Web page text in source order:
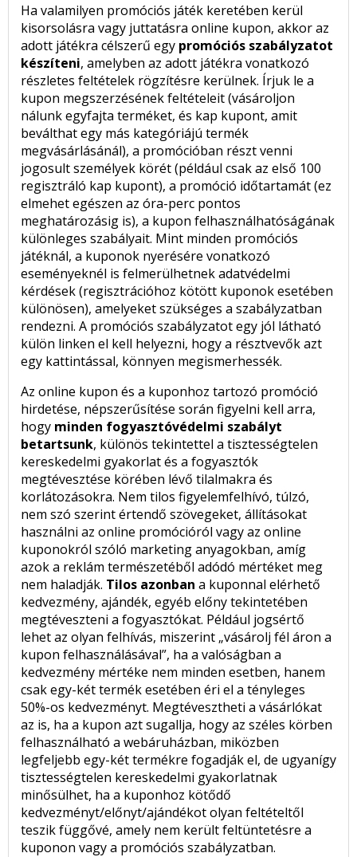
Ha valamilyen promóciós játék keretében kerül
kisorsolásra vagy juttatásra online kupon, akkor az
adott játékra célszerű egy promóciós szabályzatot
készíteni, amelyben az adott játékra vonatkozó
részletes feltételek rögzítésre kerülnek. Írjuk le a
kupon megszerzésének feltételeit (vásároljon
nálunk egyfajta terméket, és kap kupont, amit
beválthat egy más kategóriájú termék
megvásárlásánál), a promócióban részt venni
jogosult személyek körét (például csak az első 100
regisztráló kap kupont), a promóció időtartamát (ez
elmehet egészen az óra-perc pontos
meghatározásig is), a kupon felhasználhatóságának
különleges szabályait. Mint minden promóciós
játéknál, a kuponok nyerésére vonatkozó
eseményeknél is felmerülhetnek adatvédelmi
kérdések (regisztrációhoz kötött kuponok esetében
különösen), amelyeket szükséges a szabályzatban
rendezni. A promóciós szabályzatot egy jól látható
külön linken el kell helyezni, hogy a résztvevők azt
egy kattintással, könnyen megismerhessék.
Az online kupon és a kuponhoz tartozó promóció
hirdetése, népszerűsítése során figyelni kell arra,
hogy minden fogyasztóvédelmi szabályt
betartsunk, különös tekintettel a tisztességtelen
kereskedelmi gyakorlat és a fogyasztók
megtévesztése körében lévő tilalmakra és
korlátozásokra. Nem tilos figyelemfelhívó, túlzó,
nem szó szerint értendő szövegeket, állításokat
használni az online promócióról vagy az online
kuponokról szóló marketing anyagokban, amíg
azok a reklám természetéből adódó mértéket meg
nem haladják. Tilos azonban a kuponnal elérhető
kedvezmény, ajándék, egyéb előny tekintetében
megtéveszteni a fogyasztókat. Például jogsértő
lehet az olyan felhívás, miszerint „vásárolj fél áron a
kupon felhasználásával”, ha a valóságban a
kedvezmény mértéke nem minden esetben, hanem
csak egy-két termék esetében éri el a tényleges
50%-os kedvezményt. Megtévesztheti a vásárlókat
az is, ha a kupon azt sugallja, hogy az széles körben
felhasználható a webáruházban, miközben
legfeljebb egy-két termékre fogadják el, de ugyanígy
tisztességtelen kereskedelmi gyakorlatnak
minősülhet, ha a kuponhoz kötődő
kedvezményt/előnyt/ajándékot olyan feltételtől
teszik függővé, amely nem került feltüntetésre a
kuponon vagy a promóciós szabályzatban.